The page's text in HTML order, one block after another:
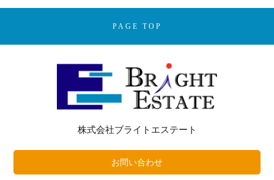
PAGE TOP
株式会社ブライトエステート
お問い合わせ